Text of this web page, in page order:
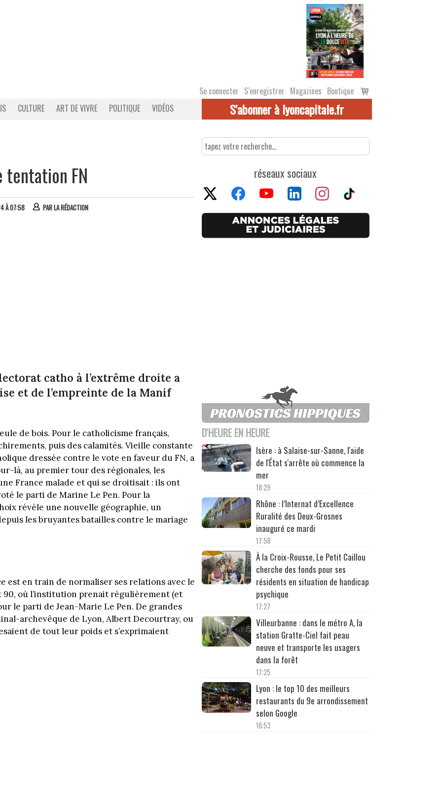
Se connecter S’enregistrer Magazines Boutique
Voir
le
CULTURE ART DE VIVRE POLITIQUE VIDÉOS S'abonner à lyoncapitale.fr
tentation FN
À 07:58 PARLA RÉDACTION
catho à l’extrême droite a
et de l’empreinte de la Manif
de bois. Pour le catholicisme français,
puis des calamités. Vieille constante
dressée contre le vote en faveur du FN, a
là, au premier tour des régionales, les
France malade et qui se droitisait : ils ont
le parti de Marine Le Pen. Pour la
révèle une nouvelle géographie, un
les bruyantes batailles contre le mariage
est en train de normaliser ses relations avec le
90, où l’institution prenait régulièrement (et
le parti de Jean-Marie Le Pen. De grandes
archevêque de Lyon, Albert Decourtray, ou
de tout leur poids et s’exprimaient
réseaux sociaux
D'HEURE EN HEURE
Isère : à Salaise-sur-Sanne, l'aide
de l'État s'arrête où commence la
mer
18:29
Rhône : l’Internat d’Excellence
Ruralité des Deux-Grosnes
inauguré ce mardi
17:58
À la Croix-Rousse, Le Petit Caillou
cherche des fonds pour ses
résidents en situation de handicap
psychique
17:27
Villeurbanne : dans le métro A, la
station Gratte-Ciel fait peau
neuve et transporte les usagers
dans la forêt
17:25
Lyon : le top 10 des meilleurs
restaurants du 9e arrondissement
selon Google
16:53